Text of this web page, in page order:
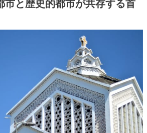
市と歴史的都市が共存する首